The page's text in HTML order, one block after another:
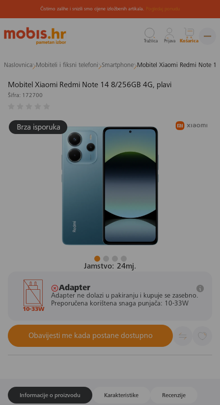
na
sadržaj
Čistimo zalihe i snizili smo cijene izložbenih artikala. Pogledaj ponudu
Tražilica Prijava Košarica
Naslovnica Mobiteli i fiksni telefoni Smartphone Mobitel Xiaomi Redmi Note
Mobitel Xiaomi Redmi Note 14 8/256GB 4G, plavi
Šifra: 172700
Jamstvo: 24mj.
10-33W
Adapter
Adapter ne dolazi u pakiranju i kupuje se zasebno.
Preporučena korištena snaga punjača: 10-33W
Obavijesti me kada postane dostupno
Informacije o proizvodu Karakteristike Recenzije